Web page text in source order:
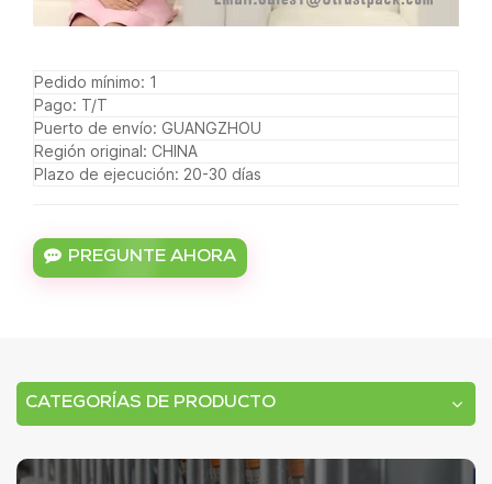
Pedido mínimo: 1
Pago: T/T
Puerto de envío: GUANGZHOU
Región original: CHINA
Plazo de ejecución: 20-30 días
PREGUNTE AHORA
CATEGORÍAS DE PRODUCTO